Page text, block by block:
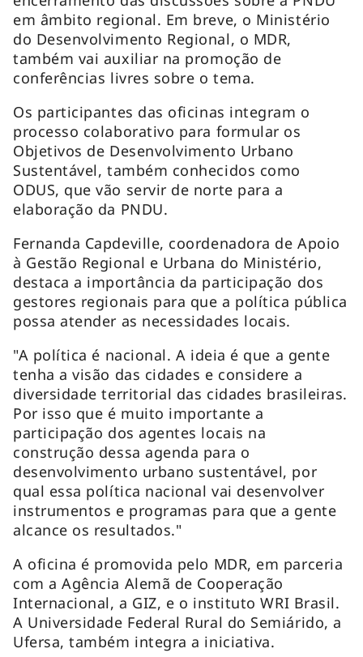
em âmbito regional. Em breve, o Ministério
do Desenvolvimento Regional, o MDR,
também vai auxiliar na promoção de
conferências livres sobre o tema.
Os participantes das oficinas integram o
processo colaborativo para formular os
Objetivos de Desenvolvimento Urbano
Sustentável, também conhecidos como
ODUS, que vão servir de norte para a
elaboração da PNDU.
Fernanda Capdeville, coordenadora de Apoio
à Gestão Regional e Urbana do Ministério,
destaca a importância da participação dos
gestores regionais para que a política pública
possa atender as necessidades locais.
"A política é nacional. A ideia é que a gente
tenha a visão das cidades e considere a
diversidade territorial das cidades brasileiras.
Por isso que é muito importante a
participação dos agentes locais na
construção dessa agenda para o
desenvolvimento urbano sustentável, por
qual essa política nacional vai desenvolver
instrumentos e programas para que a gente
alcance os resultados."
A oficina é promovida pelo MDR, em parceria
com a Agência Alemã de Cooperação
Internacional, a GIZ, e o instituto WRI Brasil.
A Universidade Federal Rural do Semiárido, a
Ufersa, também integra a iniciativa.